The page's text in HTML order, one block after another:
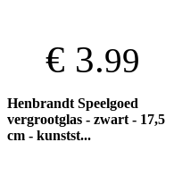
€ 3.99
Henbrandt Speelgoed
vergrootglas - zwart - 17,5
cm - kunstst...